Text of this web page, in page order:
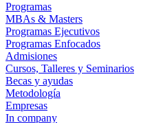
Programas
MBAs & Masters
Programas Ejecutivos
Programas Enfocados
Admisiones
Cursos, Talleres y Seminarios
Becas y ayudas
Metodología
Empresas
In company